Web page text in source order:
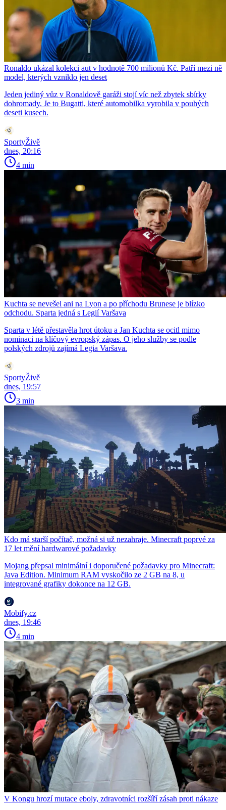
Ronaldo ukázal kolekci aut v hodnotě 700 milionů Kč. Patří mezi ně
model, kterých vzniklo jen deset
Jeden jediný vůz v Ronaldově garáži stojí víc než zbytek sbírky
dohromady. Je to Bugatti, které automobilka vyrobila v pouhých
deseti kusech.
SportyŽivě
dnes, 20:16
4 min
Kuchta se nevešel ani na Lyon a po příchodu Brunese je blízko
odchodu. Sparta jedná s Legií Varšava
Sparta v létě přestavěla hrot útoku a Jan Kuchta se ocitl mimo
nominaci na klíčový evropský zápas. O jeho služby se podle
polských zdrojů zajímá Legia Varšava.
SportyŽivě
dnes, 19:57
3 min
Kdo má starší počítač, možná si už nezahraje. Minecraft poprvé za
17 let mění hardwarové požadavky
Mojang přepsal minimální i doporučené požadavky pro Minecraft:
Java Edition. Minimum RAM vyskočilo ze 2 GB na 8, u
integrované grafiky dokonce na 12 GB.
Mobify.cz
dnes, 19:46
4 min
V Kongu hrozí mutace eboly, zdravotníci rozšíří zásah proti nákaze